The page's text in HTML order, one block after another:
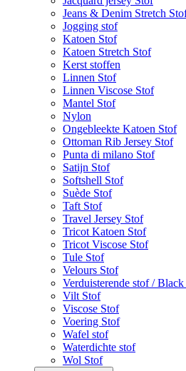
Jeans & Denim Stretch
Jogging stof
Katoen Stof
Katoen Stretch Stof
Kerst stoffen
Linnen Stof
Linnen Viscose Stof
Mantel Stof
Nylon
Ongebleekte Katoen Stof
Ottoman Rib Jersey Stof
Punta di milano Stof
Satijn Stof
Softshell Stof
Suède Stof
Taft Stof
Travel Jersey Stof
Tricot Katoen Stof
Tricot Viscose Stof
Tule Stof
Velours Stof
Verduisterende stof /
Vilt Stof
Viscose Stof
Voering Stof
Wafel stof
Waterdichte stof
Wol Stof